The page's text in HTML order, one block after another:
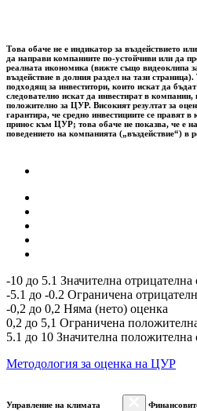
Това обаче не е индикатор за въздействието
да направи компаниите по-устойчиви или да
реалната икономика (вижте също видеоклипа
въздействие в долния раздел на тази
подходящ за инвеститори, които искат да
следователно искат да инвестират в компании,
положително за ЦУР. Високият резултат за
гарантира, че средно инвестициите се правят
принос към ЦУР; това обаче не показва, че е
поведението на компанията („въздействие“) в
-10 до 5.1 Значителна отрицателна
-5.1 до -0.2 Ограничена
-0,2 до 0,2 Няма (нето) оценка
0,2 до 5,1 Ограничена
5.1 до 10 Значителна положителна
Методология за оценка на ЦУР
Управление на климата